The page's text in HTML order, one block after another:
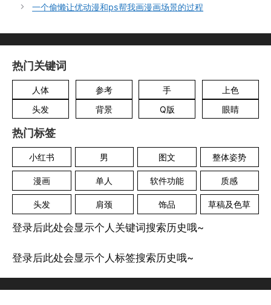
一个偷懒让优动漫和ps帮我画漫画场景的过程
热门关键词
人体 参考 手
上色
头发
背景 Q版 眼睛
热门标签
小红书 男 图文 整体姿势
漫画 单人 软件功能 质感
头发 肩颈 饰品 草稿及色草
登录后此处会显示个人关键词搜索历史哦~
登录后此处会显示个人标签搜索历史哦~